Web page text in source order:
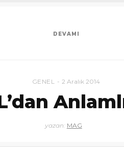
DEVAMI
GENEL 2 Aralık 2014
yazan: MAG